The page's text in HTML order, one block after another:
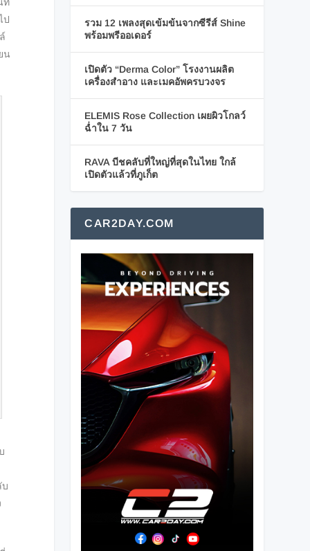
ป
น
บ
รวม 12 เพลงสุดเข้มข้นจากซีรีส์ Shine
พร้อมพรีออเดอร์
เปิดตัว “Derma Color” โรงงานผลิต
เครื่องสำอาง และเมคอัพครบวงจร
ELEMIS Rose Collection เผยผิวโกลว์
ฉ่ำใน 7 วัน
RAVA บีชคลับที่ใหญ่ที่สุดในไทย ใกล้
เปิดตัวแล้วที่ภูเก็ต
CAR2DAY.COM